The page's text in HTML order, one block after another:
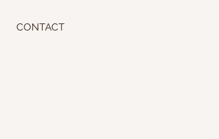
CONTACT